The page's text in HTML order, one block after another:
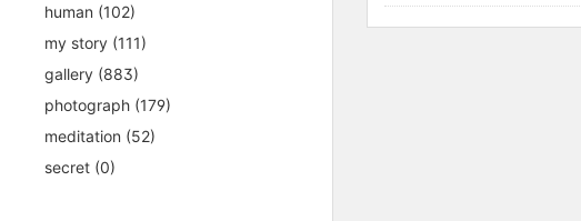
human (102)
my story (111)
gallery (883)
photograph (179)
meditation (52)
secret (0)